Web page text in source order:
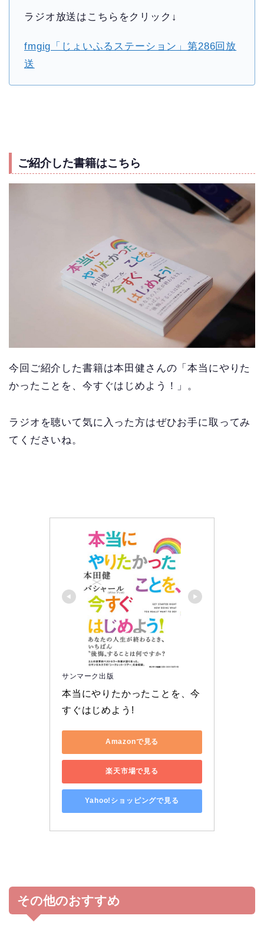
ラジオ放送はこちらをクリック↓
fmgig「じょいふるステーション」第286回放
送
ご紹介した書籍はこちら
今回ご紹介した書籍は本田健さんの「本当にやりた
かったことを、今すぐはじめよう！」。
ラジオを聴いて気に入った方はぜひお手に取ってみ
てくださいね。
サンマーク出版
本当にやりたかったことを、今
すぐはじめよう!
Amazonで見る
楽天市場で見る
Yahoo!ショッピングで見る
その他のおすすめ